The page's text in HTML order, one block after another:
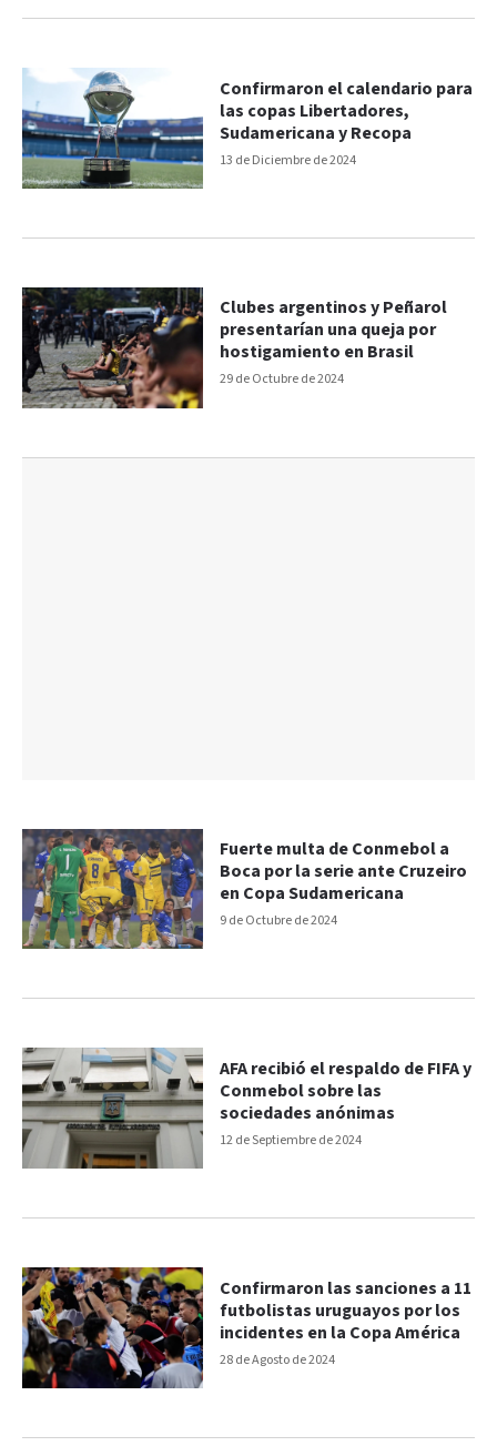
13 de Diciembre de 2024
Confirmaron el calendario para
las copas Libertadores,
Sudamericana y Recopa
29 de Octubre de 2024
Clubes argentinos y Peñarol
presentarían una queja por
hostigamiento en Brasil
9 de Octubre de 2024
Fuerte multa de Conmebol a
Boca por la serie ante Cruzeiro
en Copa Sudamericana
12 de Septiembre de 2024
AFA recibió el respaldo de FIFA y
Conmebol sobre las
sociedades anónimas
28 de Agosto de 2024
Confirmaron las sanciones a 11
futbolistas uruguayos por los
incidentes en la Copa América